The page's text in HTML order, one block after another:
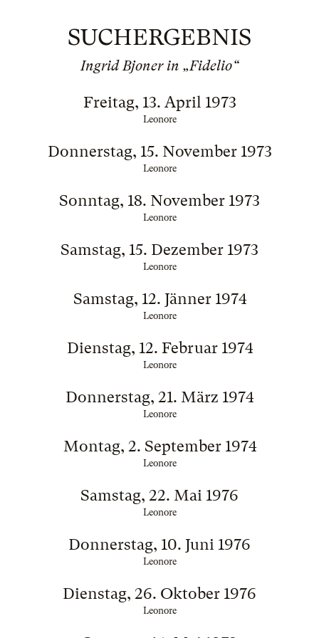
SUCHERGEBNIS
Ingrid Bjoner in „Fidelio“
Freitag, 13. April 1973
Leonore
Donnerstag, 15. November 1973
Leonore
Sonntag, 18. November 1973
Leonore
Samstag, 15. Dezember 1973
Leonore
Samstag, 12. Jänner 1974
Leonore
Dienstag, 12. Februar 1974
Leonore
Donnerstag, 21. März 1974
Leonore
Montag, 2. September 1974
Leonore
Samstag, 22. Mai 1976
Leonore
Donnerstag, 10. Juni 1976
Leonore
Dienstag, 26. Oktober 1976
Leonore